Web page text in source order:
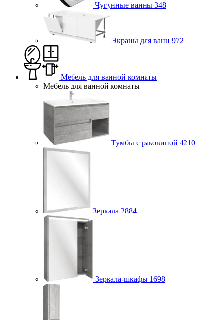
Чугунные ванны 348
Экраны для ванн 972
Мебель для ванной комнаты
Мебель для ванной комнаты
Тумбы с раковиной 4210
Зеркала 2884
Зеркала-шкафы 1698